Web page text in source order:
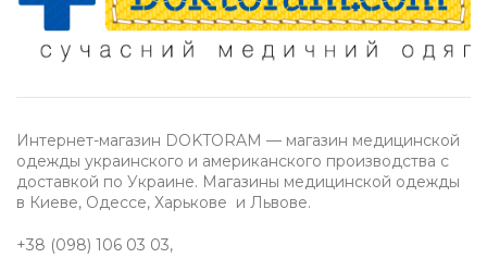
Интернет-магазин DOKTORAM — магазин медицинской
одежды украинского и американского производства с
доставкой по Украине. Магазины медицинской одежды
в Киеве, Одессе, Харькове и Львове.
+38 (098) 106 03 03,